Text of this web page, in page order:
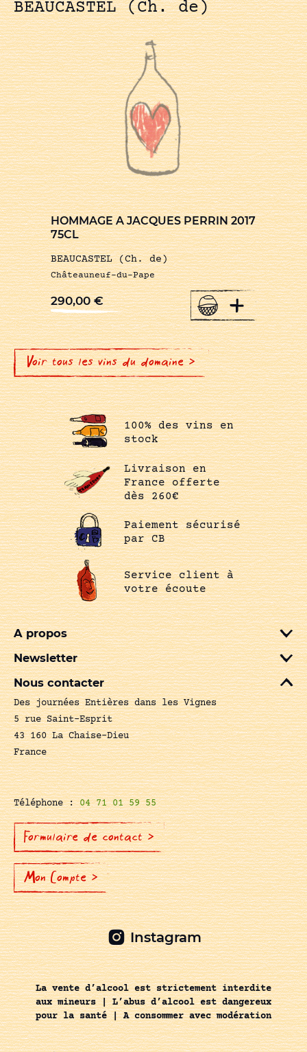
BEAUCASTEL (Ch. de)
HOMMAGE A JACQUES PERRIN 2017
75CL
BEAUCASTEL (Ch. de)
Châteauneuf-du-Pape
290,00€ +
Voir tous les vins du domaine >
100% des vins en
stock
Livraison en
France offerte
dès 260€
Paiement sécurisé
par CB
Service client à
votre écoute
A propos
Newsletter
Nous contacter
Des journées Entières dans les Vignes
5 rue Saint-Esprit
43 160 La Chaise-Dieu
France
Téléphone :04 71 01 59 55
Formulaire de contact >
Mon Compte >
Instagram
La vente d’alcool est strictement interdite
aux mineurs | L’abus d’alcool est dangereux
pour la santé | A consommer avec modération